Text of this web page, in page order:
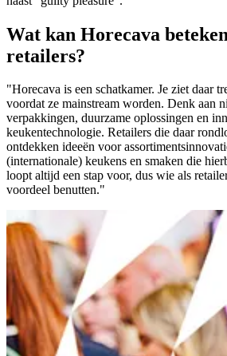
Wat kan Horecava
retailers?
"Horecava is een schatkamer. Je ziet daar
voordat ze mainstream worden. Denk aan
verpakkingen, duurzame oplossingen en
keukentechnologie. Retailers die daar
ontdekken ideeën voor
(internationale) keukens en smaken die
loopt altijd een stap voor, dus wie als
voordeel benutten."